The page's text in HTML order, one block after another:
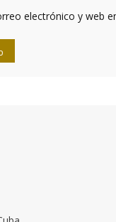
electrónico y web